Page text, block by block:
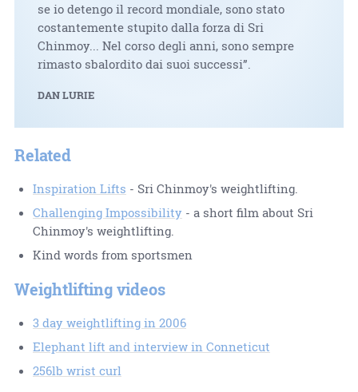
se io detengo il record mondiale, sono stato
costantemente stupito dalla forza di Sri
Chinmoy... Nel corso degli anni, sono sempre
rimasto sbalordito dai suoi successi”.
DAN LURIE
Related
Inspiration Lifts - Sri Chinmoy's weightlifting.
Challenging Impossibility - a short film about Sri
Chinmoy's weightlifting.
Kind words from sportsmen
Weightlifting videos
3 day weightlifting in 2006
Elephant lift and interview in Conneticut
256lb wrist curl